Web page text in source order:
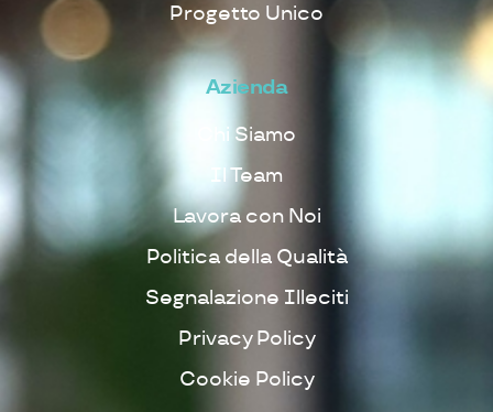
Progetto Unico
Azienda
Chi Siamo
Il Team
Lavora con Noi
Politica della Qualità
Segnalazione Illeciti
Privacy Policy
Cookie Policy